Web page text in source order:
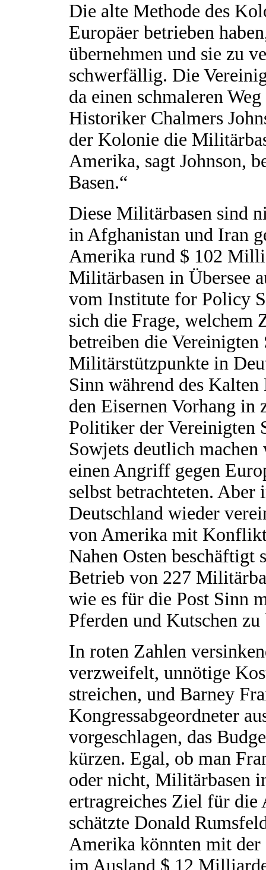
Die alte Methode des
Europäer betrieben
übernehmen und sie zu
schwerfällig. Die
da einen schmaleren
Historiker Chalmers
der Kolonie die
Amerika, sagt Johnson,
Basen.“
Diese Militärbasen sind
in Afghanistan und Iran
Amerika rund $ 102
Militärbasen in Übersee
vom Institute for Policy
sich die Frage, welchem
betreiben die
Militärstützpunkte in
Sinn während des
den Eisernen Vorhang
Politiker der Vereinigten
Sowjets deutlich
einen Angriff gegen
selbst betrachteten.
Deutschland wieder
von Amerika mit
Nahen Osten beschäftigt
Betrieb von 227
wie es für die Post Sinn
Pferden und Kutschen
In roten Zahlen
verzweifelt, unnötige
streichen, und Barney
Kongressabgeordneter
vorgeschlagen, das
kürzen. Egal, ob man
oder nicht, Militärbasen
ertragreiches Ziel für die
schätzte Donald
Amerika könnten mit der
im Ausland $ 12